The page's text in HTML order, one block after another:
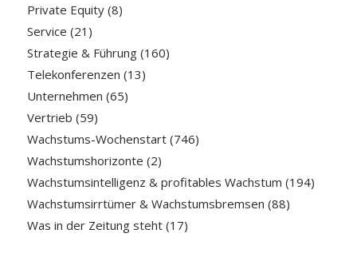
Private Equity(8)
Service (21)
Strategie & Führung(160)
Telekonferenzen (13)
Unternehmen (65)
Vertrieb (59)
Wachstums-Wochenstart(746)
Wachstumshorizonte (2)
Wachstumsintelligenz & profitables Wachstum (194)
Wachstumsirrtümer & Wachstumsbremsen (88)
Was in der Zeitung steht(17)